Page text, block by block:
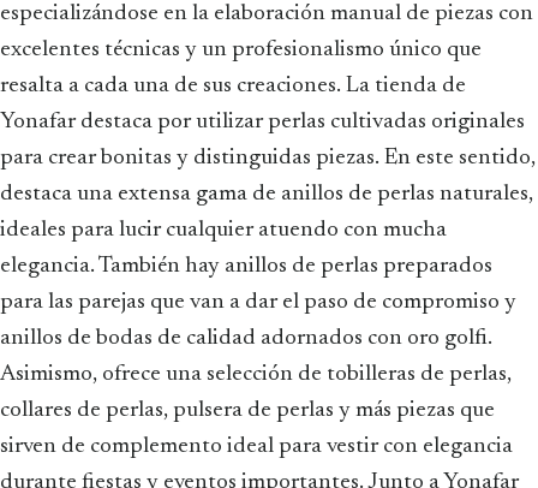
especializándose en la elaboración manual de piezas con
excelentes técnicas y un profesionalismo único que
resalta a cada una de sus creaciones. La tienda de
Yonafar destaca por utilizar perlas cultivadas originales
para crear bonitas y distinguidas piezas. En este sentido,
destaca una extensa gama de anillos de perlas naturales,
ideales para lucir cualquier atuendo con mucha
elegancia. También hay anillos de perlas preparados
para las parejas que van a dar el paso de compromiso y
anillos de bodas de calidad adornados con oro golfi.
Asimismo, ofrece una selección de tobilleras de perlas,
collares de perlas, pulsera de perlas y más piezas que
sirven de complemento ideal para vestir con elegancia
durante fiestas y eventos importantes. Junto a Yonafar